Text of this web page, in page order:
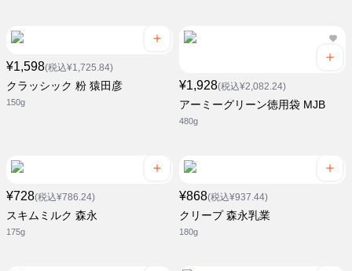
¥1,598(税込¥1,725.84)
クラッシック 粉 猿田彦
150g
¥1,928(税込¥2,082.24)
アーミーグリーン徳用袋 MJB
480g
¥728(税込¥786.24)
スキムミルク 森永
175g
¥868(税込¥937.44)
クリープ 森永乳業
180g